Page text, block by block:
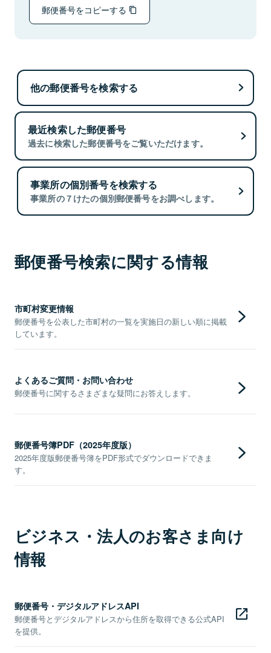
郵便番号をコピーする
他の郵便番号を検索する
最近検索した郵便番号
過去に検索した郵便番号をご覧いただけます。
事業所の個別番号を検索する
事業所の７けたの個別郵便番号をお調べします。
郵便番号検索に関する情報
市町村変更情報
郵便番号を公表した市町村の一覧を実施日の新しい順に掲載
しています。
よくあるご質問・お問い合わせ
郵便番号に関するさまざまな疑問にお答えします。
郵便番号簿PDF（2025年度版）
2025年度版郵便番号簿をPDF形式でダウンロードできま
す。
ビジネス・法人のお客さま向け
情報
郵便番号・デジタルアドレスAPI
郵便番号とデジタルアドレスから住所を取得できる公式API
を提供。